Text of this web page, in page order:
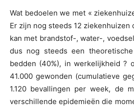
Wat bedoelen we met «
Er zijn nog steeds 12 ziekenhuizen
kan met brandstof-, water-,
dus nog steeds een
bedden (40%), in werkelijkheid ?
41.000 gewonden (cumulatieve
1.120 bevallingen per week, de
verschillende epidemieën die